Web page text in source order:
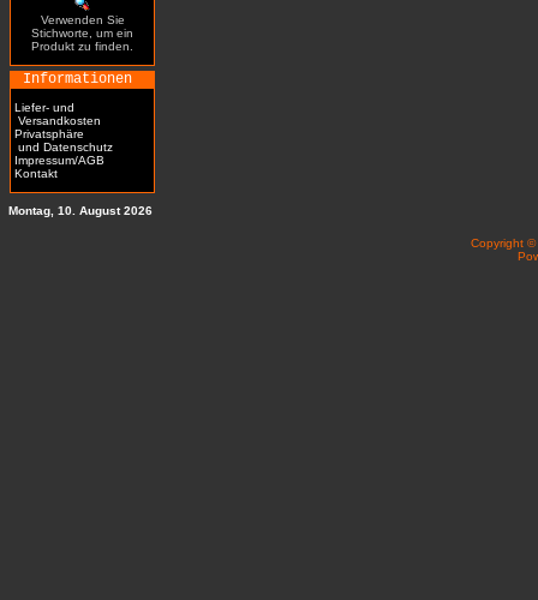
Verwenden Sie
Stichworte, um ein
Produkt zu finden.
Informationen
Liefer- und
Versandkosten
Privatsphäre
und Datenschutz
Impressum/AGB
Kontakt
Montag, 10. August 2026
Copyright